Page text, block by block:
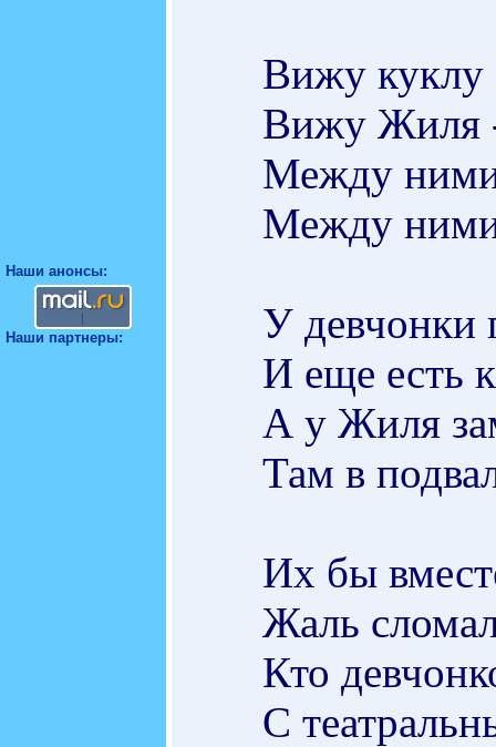
Наши анонсы:
Наши партнеры:
Вижу куклу
Вижу Жиля
Между ними
Между ними
У девчонки
И еще есть
А у Жиля
Там в
Их бы
Жаль
Кто
С